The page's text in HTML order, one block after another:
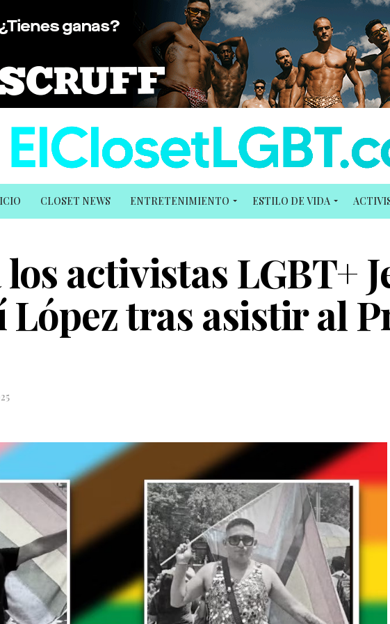
CLOSET NEWS ENTRETENIMIENTO ESTILO DE VIDA
activistas LGBT+
López tras asistir al